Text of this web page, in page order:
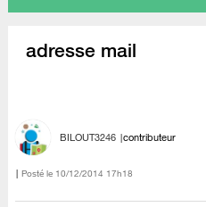
adresse mail
BILOUT3246 contributeur
Posté le ‎10/12/2014 17h18